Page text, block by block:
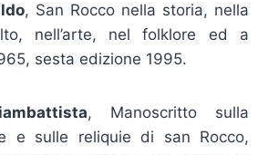
, San Rocco nella storia, nella
nell’arte, nel folklore ed a
sesta edizione 1995.
, Manoscritto sulla
e sulle reliquie di san Rocco,